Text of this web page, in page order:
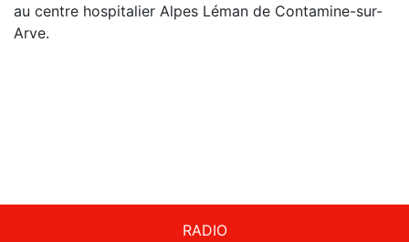
au centre hospitalier Alpes Léman de Contamine-sur-
Arve.
RADIO